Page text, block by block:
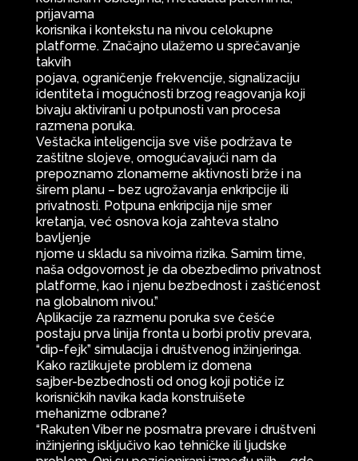
prijavama
korisnika i kontekstu na nivou celokupne
platforme. Značajno ulažemo u sprečavanje
takvih
pojava, ograničenje frekvencije, signalizaciju
identiteta i mogućnosti brzog reagovanja koji
bivaju aktivirani u potpunosti van procesa
razmena poruka.
Veštačka inteligencija sve više podržava te
zaštitne slojeve, omogućavajući nam da
prepoznamo zlonamerne aktivnosti brže i na
širem planu – bez ugrožavanja enkripcije ili
privatnosti. Potpuna enkripcija nije smer
kretanja, već osnova koja zahteva stalno
bavljenje
njome u skladu sa nivoima rizika. Samim time,
naša odgovornost je da obezbedimo privatnost
platforme, kao i njenu bezbednost i zaštićenost
na globalnom nivou.”
Aplikacije za razmenu poruka sve češće
postaju prva linija fronta u borbi protiv prevara,
“dip-fejk” simulacija i društvenog inžinjeringa.
Kako razlikujete problem iz domena
sajber-bezbednosti od onog koji potiče iz
korisničkih navika kada konstruišete
mehanizme odbrane?
“Rakuten Viber ne posmatra prevare i društveni
inžinjering isključivo kao tehničke ili ljudske